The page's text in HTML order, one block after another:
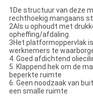
1De structuur van deze
rechthoekig mangaans
2Als u ophoudt met
opheffing/afdaling.
3Het platformoppervlak
werknemers te
4. Goed afdichtend
5. Klappend hek om de
beperkte ruimte
6. Geen noodzaak van
een smalle ruimte